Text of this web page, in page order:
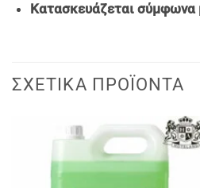
Κατασκευάζεται σύμφωνα
ΣΧΕΤΙΚΆ ΠΡΟΪΌΝΤΑ